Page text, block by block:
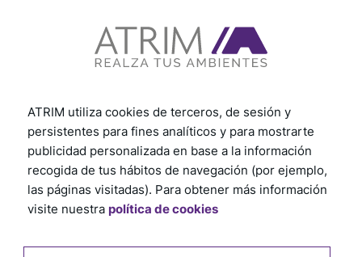
Texturas madera
La madera ultra realista presente en los modelos
las exigencias de mantenimiento que requieren los
materiales naturales. Perfecto para ambientes de
inspiración nórdica, minimalista o industrial.
Cemento y visón
ATRIM utiliza cookies de terceros, de sesión y
persistentes para fines analíticos y para mostrarte
publicidad personalizada en base a la información
recogida de tus hábitos de navegación (por ejemplo,
las páginas visitadas). Para obtener más información
visite nuestra política de cookies